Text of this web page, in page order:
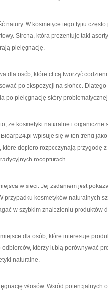
natury. W kosmetyce tego typu
Strona, która prezentuje taki
pielęgnację.
dla osób, które chcą tworzyć
po ekspozycji na słońce.
po pielęgnację skóry
że kosmetyki naturalne i organiczne
wpisuje się w ten trend
dopiero rozpoczynają przygodę
recepturach.
w sieci. Jej zadaniem jest
przypadku kosmetyków naturalnych
w szybkim znalezieniu produktów
dla osób, które interesuje
którzy lubią porównywać
naturalne.
włosów. Wśród potencjalnych